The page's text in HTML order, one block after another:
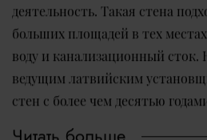
деятельность. Такая стена
больших площадей в тех
воду и канализационный сток.
ведущим латвийским
стен с более чем десятью